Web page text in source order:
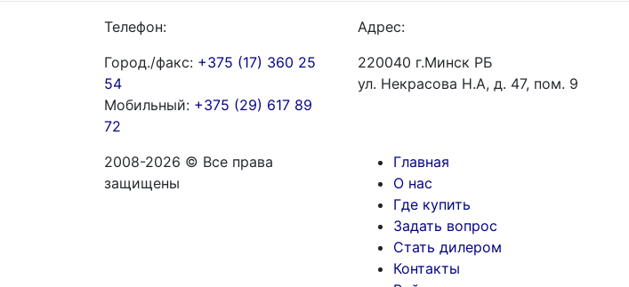
Телефон:
Город./факс: +375 (17) 360 25
54
Мобильный: +375 (29) 617 89
72
Адрес:
220040 г.Минск РБ
ул. Некрасова Н.А, д. 47, пом. 9
2008-2026 © Все права
защищены
Главная
О нас
Где купить
Задать вопрос
Стать дилером
Контакты